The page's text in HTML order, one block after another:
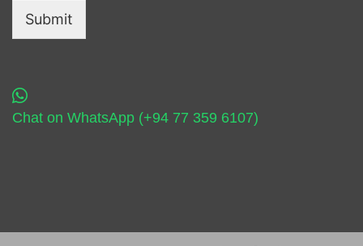
Submit
Chat on WhatsApp (+94 77 359 6107)